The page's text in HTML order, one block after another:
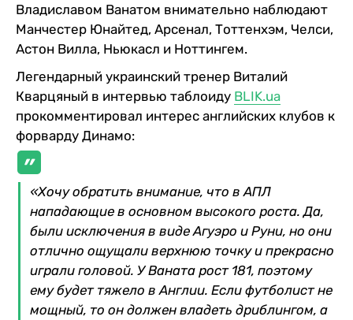
Владиславом Ванатом внимательно наблюдают
Манчестер Юнайтед, Арсенал, Тоттенхэм, Челси,
Астон Вилла, Ньюкасл и Ноттингем.
Легендарный украинский тренер Виталий
Кварцяный в интервью таблоиду BLIK.ua
прокомментировал интерес английских клубов к
форварду Динамо:
«Хочу обратить внимание, что в АПЛ
нападающие в основном высокого роста. Да,
были исключения в виде Агуэро и Руни, но они
отлично ощущали верхнюю точку и прекрасно
играли головой. У Ваната рост 181, поэтому
ему будет тяжело в Англии. Если футболист не
мощный, то он должен владеть дриблингом, а